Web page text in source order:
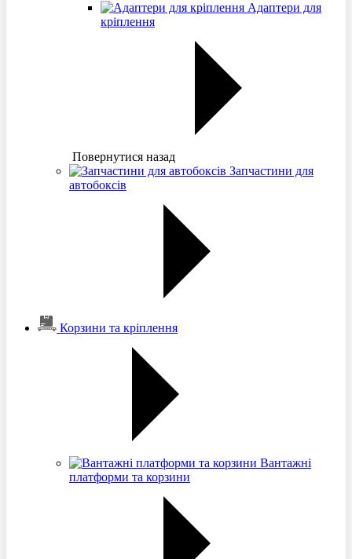
Адаптери для
кріплення
Повернутися назад
Запчастини для
автобоксів
Корзини та кріплення
Вантажні
платформи та корзини